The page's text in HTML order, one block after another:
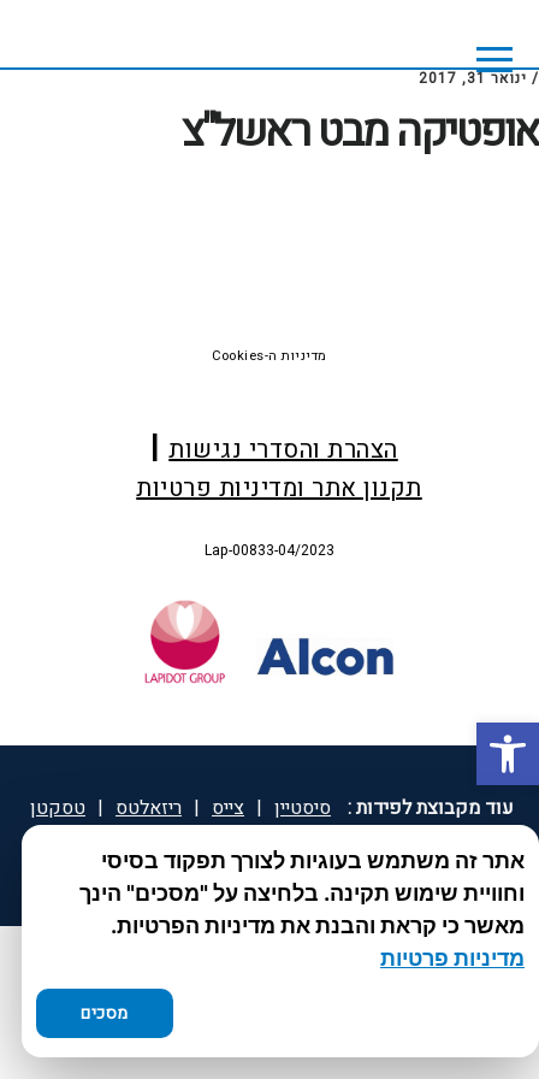
פתח סרגל נגישות
main
content
footer
/ ינואר 31, 2017
אופטיקה מבט ראשל"צ
הצהרת והסדרי נגישות
תקנון אתר ומדיניות פרטיות
Lap-00833-04/2023
מדיניות ה-Cookies
אתר זה משתמש בעוגיות לצורך תפקוד בסיסי
וחוויית שימוש תקינה. בלחיצה על "מסכים" הינך
מאשר כי קראת והבנת את מדיניות הפרטיות.
מדיניות פרטיות
מסכים
עוד מקבוצת לפידות : סיסטיין | צייס | ריזאלטס | טסקטן
| ספאטון | ספיד גרון | יוטיפרו פלוס | קוקידנט |
DROPsept ®